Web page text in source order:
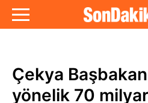
Çekya
yönelik 70